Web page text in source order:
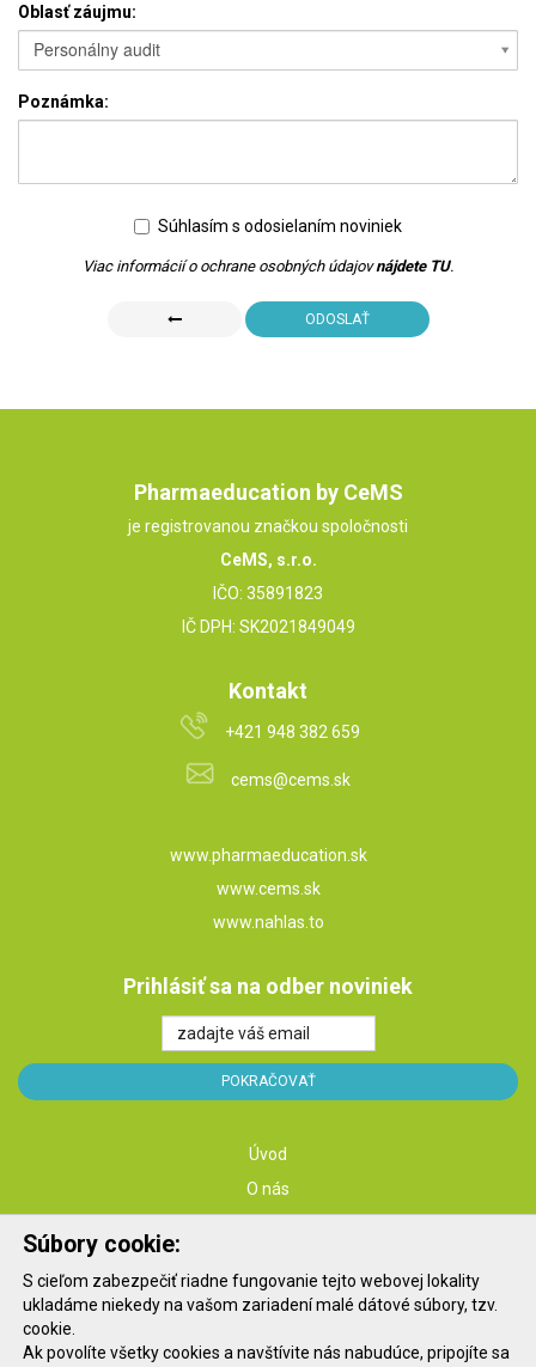
Oblasť záujmu:
Personálny audit
Poznámka:
Súhlasím s odosielaním noviniek
Viac informácií o ochrane osobných údajovnájdete TU.
ODOSLAŤ
Pharmaeducation by CeMS
je registrovanou značkou spoločnosti
CeMS, s.r.o.
IČO: 35891823
IČ DPH: SK2021849049
Kontakt
+421 948 382 659
cems@cems.sk
www.pharmaeducation.sk
www.cems.sk
www.nahlas.to
Prihlásiť sa na odber noviniek
Úvod
O nás
Konferencie
Blog
Súbory cookie:
S cieľom zabezpečiť riadne fungovanie tejto webovej lokality
ukladáme niekedy na vašom zariadení malé dátové súbory, tzv.
cookie.
Ak povolíte všetky cookies a navštívite nás nabudúce, pripojíte sa